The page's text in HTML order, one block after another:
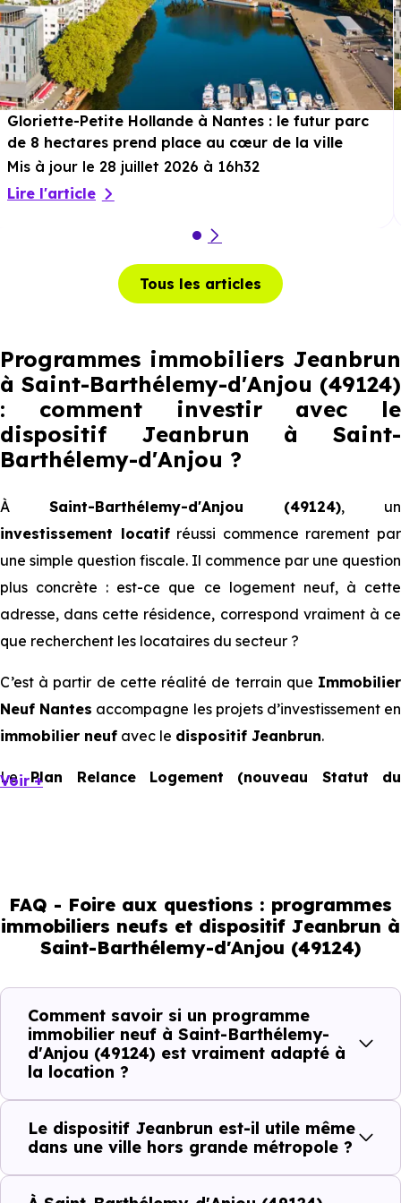
Gloriette-Petite Hollande à Nantes : le futur parc
de 8 hectares prend place au cœur de la ville
Mis à jour le 28 juillet 2026 à 16h32
Lire l'article
Tous les articles
Programmes immobiliers Jeanbrun
à Saint-Barthélemy-d'Anjou (49124)
: comment investir avec le
dispositif Jeanbrun à Saint-
Barthélemy-d'Anjou ?
À Saint-Barthélemy-d'Anjou (49124), un
investissement locatifréussi commence rarement par
une simple question fiscale. Il commence par une question
plus concrète : est-ce que ce logement neuf, à cette
adresse, dans cette résidence, correspond vraiment à ce
que recherchent les locataires du secteur ?
C’est à partir de cette réalité de terrain que Immobilier
Neuf Nantes accompagne les projets d’investissement en
immobilier neuf avec le dispositif Jeanbrun.
LePlan Relance Logement (nouveau Statut du
orientent les bons choix. Tous les quartiers ne se
comportent pas de la même manière, tous les logements
ne répondent pas à la même demande, et toutes les
Avant la fiscalité, une question
simple : quelle est la pertinence de
votre projet d’investissement
locatif avec le dispositif Jeanbrun
à Saint-Barthélemy-d'Anjou (49124)
?
Voir +
FAQ - Foire aux questions : programmes
immobiliers neufs et dispositif Jeanbrun à
Saint-Barthélemy-d'Anjou (49124)
Comment savoir si un programme
immobilier neuf à Saint-Barthélemy-
d'Anjou (49124) est vraiment adapté à
la location ?
Le dispositif Jeanbrun est-il utile même
dans une ville hors grande métropole ?